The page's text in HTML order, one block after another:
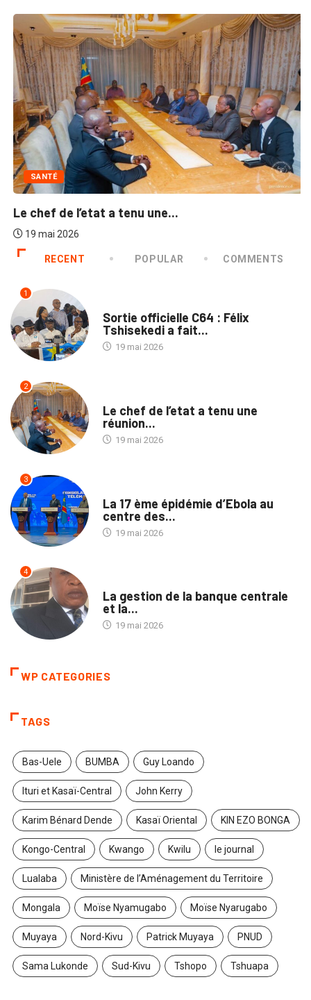
SANTÉ
Le chef de l’etat a tenu une...
19 mai 2026
RECENT POPULAR COMMENTS
1
Sortie officielle C64 : Félix
Tshisekedi a fait...
19 mai 2026
2
Le chef de l’etat a tenu une
réunion...
19 mai 2026
3
La 17 ème épidémie d’Ebola au
centre des...
19 mai 2026
4
La gestion de la banque centrale
et la...
19 mai 2026
WP CATEGORIES
TAGS
Bas-Uele BUMBA Guy Loando
Ituri et Kasaï-Central John Kerry
Karim Bénard Dende Kasaï Oriental KIN EZO BONGA
Kongo-Central Kwango Kwilu le journal
Lualaba Ministère de l’Aménagement du Territoire
Mongala Moïse Nyamugabo Moïse Nyarugabo
Muyaya Nord-Kivu Patrick Muyaya PNUD
Sama Lukonde Sud-Kivu Tshopo Tshuapa